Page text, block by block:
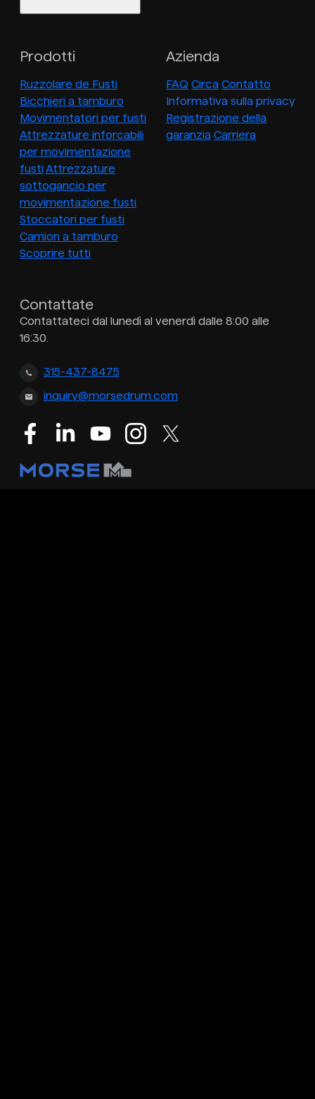
Prodotti
Ruzzolare de Fusti
Bicchieri a tamburo
Movimentatori per fusti
Attrezzature inforcabili
per movimentazione
fustiAttrezzature
sottogancio per
movimentazione fusti
Stoccatori per fusti
Camion a tamburo
Scoprire tutti
Azienda
FAQ Circa Contatto
Informativa sulla privacy
Registrazione della
garanzia Carriera
Contattate
Contattateci dal lunedì al venerdì dalle 8:00 alle
16:30.
315-437-8475
inquiry@morsedrum.com